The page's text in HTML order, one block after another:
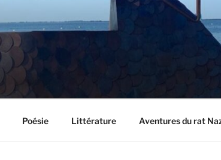
Poésie Littérature Aventures du rat